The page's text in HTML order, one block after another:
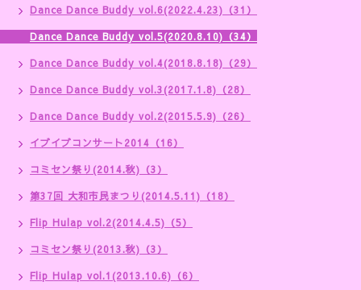
Dance Dance Buddy vol.6(2022.4.23)（31）
Dance Dance Buddy vol.5(2020.8.10)（34）
Dance Dance Buddy vol.4(2018.8.18)（29）
Dance Dance Buddy vol.3(2017.1.8)（28）
Dance Dance Buddy vol.2(2015.5.9)（26）
イブイブコンサート2014（16）
コミセン祭り(2014.秋)（3）
第37回 大和市民まつり(2014.5.11)（18）
Flip Hulap vol.2(2014.4.5)（5）
コミセン祭り(2013.秋)（3）
Flip Hulap vol.1(2013.10.6)（6）